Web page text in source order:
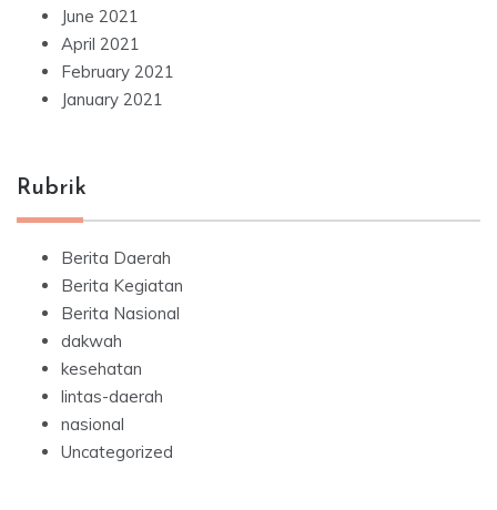
June 2021
April 2021
February 2021
January 2021
Rubrik
Berita Daerah
Berita Kegiatan
Berita Nasional
dakwah
kesehatan
lintas-daerah
nasional
Uncategorized